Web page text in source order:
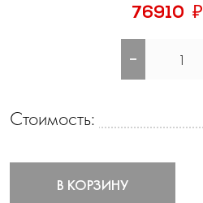
76910 ₽
-
Стоимость:
В КОРЗИНУ